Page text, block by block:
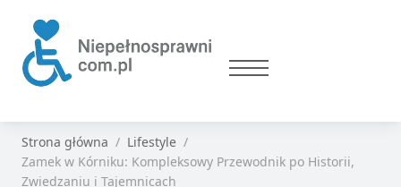
Strona główna
Lifestyle
Zamek w Kórniku: Kompleksowy Przewodnik po Historii,
Zwiedzaniu i Tajemnicach